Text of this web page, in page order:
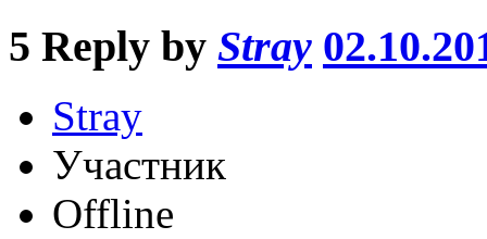
5 Reply by Stray
Stray
Участник
Offline